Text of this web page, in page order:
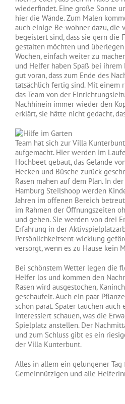
wiederfindet. Eine große Sonne
hier die Wände. Zum Malen
auch einige Be-wohner dazu, die
begeistert sind, dass sie gern die
gestalten möchten und
Wochen, einfach weiter zu
und Helfer haben Spaß bei ihrem
gut voran, dass zum Ende des
tatsächlich fertig sind. Mit einem
das Team von der
Nachhinein immer wieder den
erklärt, sie hätte nicht gedacht,
Team hat sich zur Villa
aufgemacht. Hier werden im
Hochbeet gebaut, das Gelände
Hecken und Büsche zurück
Rasen mähen auf dem Plan. In
Hamburg Steilshoop werden
Jahren im offenen Bereich
im Rahmen der Öffnungszeiten
und gehen. Sie werden von drei
Erfahrung in der
Persönlichkeitsent-wicklung
versorgt, wenn es zu Hause kein
Bei schönstem Wetter legen die
Helfer los und kommen den
Rasen wird ausgestochen,
geschaufelt. Auch ein paar
schon parat. Später tauchen auch
interessiert schauen, was die
Spielplatz anstellen. Der
und zum Schluss gibt es ein
der Villa Kunterbunt.
Alles in allem ein gelungener
Gemeinnützigen und alle